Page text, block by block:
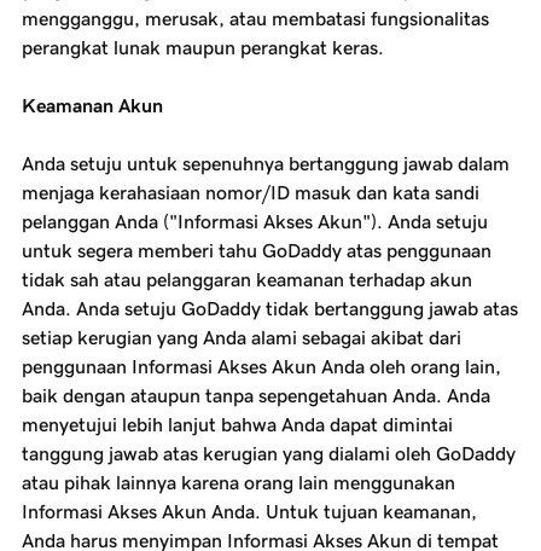
mengganggu, merusak, atau membatasi fungsionalitas
perangkat lunak maupun perangkat keras.
Keamanan Akun
Anda setuju untuk sepenuhnya bertanggung jawab dalam
menjaga kerahasiaan nomor/ID masuk dan kata sandi
pelanggan Anda ("Informasi Akses Akun"). Anda setuju
untuk segera memberi tahu GoDaddy atas penggunaan
tidak sah atau pelanggaran keamanan terhadap akun
Anda. Anda setuju GoDaddy tidak bertanggung jawab atas
setiap kerugian yang Anda alami sebagai akibat dari
penggunaan Informasi Akses Akun Anda oleh orang lain,
baik dengan ataupun tanpa sepengetahuan Anda. Anda
menyetujui lebih lanjut bahwa Anda dapat dimintai
tanggung jawab atas kerugian yang dialami oleh GoDaddy
atau pihak lainnya karena orang lain menggunakan
Informasi Akses Akun Anda. Untuk tujuan keamanan,
Anda harus menyimpan Informasi Akses Akun di tempat